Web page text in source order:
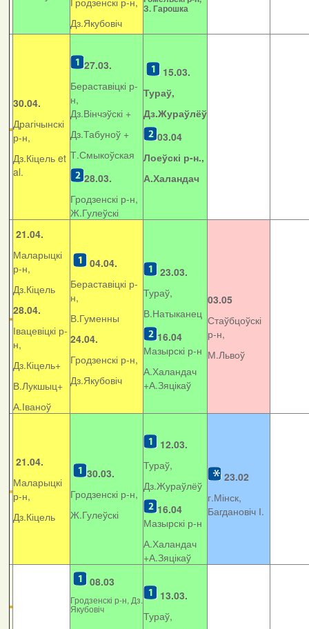
Дз.Якубовіч
З. Гарошка
30.04.
Драгічынскі
р-н,
Дз.Кіцель et
al.
27.03.
Бераставіцкі р-
н,
Дз.Вінчэўскі +
Дз.Табуноў +
Т.Смыкоўская
28.03.
Гродзенскі р-н,
Ж.Гулеўскі
15.03.
Тураў,
Дз.Жураўлёў
03.04
Лоеўскі р-н.,
А.Халандач
21.04.
Маларыцкі
р-н,
Дз.Кіцель
28.04.
Івацевіцкі р-
н,
Дз.Кіцель+
В.Лукшыц+
А.Іваноў
04.04.
Бераставіцкі р-
н,
В.Гуменны
24.04.
Гродзенскі р-н,
Дз.Якубовіч
23.03.
Тураў,
В.Натыканец
16.04
Мазырскі р-н
А.Халандач
+А.Зяцікаў
03.05
Стаўбцоўскі
р-н,
М.Львоў
21.04.
Маларыцкі
р-н,
Дз.Кіцель
30.03.
Гродзенскі р-н,
Ж.Гулеўскі
12.03.
Тураў,
Дз.Жураўлёў
16.04
Мазырскі р-н
А.Халандач
+А.Зяцікаў
23.02
г.Мінск,
Багдановіч І.
08.03
Гродзенскі р-н, Дз.
Якубовіч
13.03.
Тураў,